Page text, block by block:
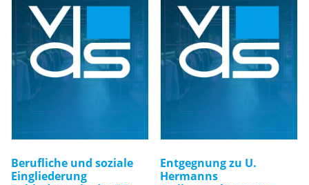
Berufliche und soziale
Eingliederung
Entgegnung zu U.
Hermanns